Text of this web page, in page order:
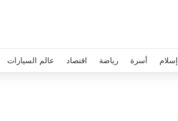
إسلام أسرة رياضة اقتصاد عالم السيارات